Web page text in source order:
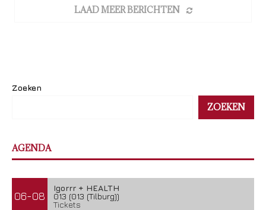
LAAD MEER BERICHTEN
Zoeken
ZOEKEN
AGENDA
06-08
Igorrr + HEALTH
013 (013 (Tilburg))
Tickets